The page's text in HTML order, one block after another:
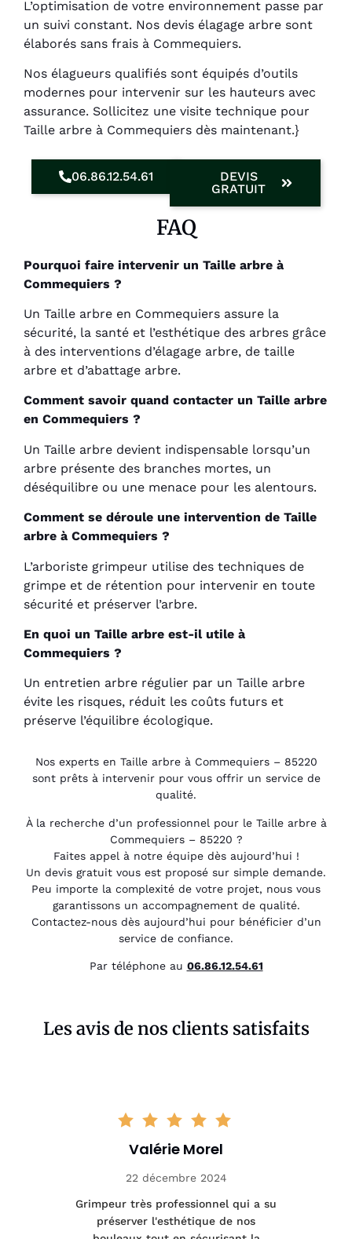
L’optimisation de votre environnement passe par
un suivi constant. Nos devis élagage arbre sont
élaborés sans frais à Commequiers.
Nos élagueurs qualifiés sont équipés d’outils
modernes pour intervenir sur les hauteurs avec
assurance. Sollicitez une visite technique pour
Taille arbre à Commequiers dès maintenant.}
06.86.12.54.61
DEVIS
GRATUIT
FAQ
Pourquoi faire intervenir un Taille arbre à
Commequiers ?
Un Taille arbre en Commequiers assure la
sécurité, la santé et l’esthétique des arbres grâce
à des interventions d’élagage arbre, de taille
arbre et d’abattage arbre.
Comment savoir quand contacter un Taille arbre
en Commequiers ?
Un Taille arbre devient indispensable lorsqu’un
arbre présente des branches mortes, un
déséquilibre ou une menace pour les alentours.
Comment se déroule une intervention de Taille
arbre à Commequiers ?
L’arboriste grimpeur utilise des techniques de
grimpe et de rétention pour intervenir en toute
sécurité et préserver l’arbre.
En quoi un Taille arbre est-il utile à
Commequiers ?
Un entretien arbre régulier par un Taille arbre
évite les risques, réduit les coûts futurs et
préserve l’équilibre écologique.
Nos experts en Taille arbre à Commequiers – 85220
sont prêts à intervenir pour vous offrir un service de
qualité.
À la recherche d’un professionnel pour le Taille arbre à
Commequiers – 85220 ?
Faites appel à notre équipe dès aujourd’hui !
Un devis gratuit vous est proposé sur simple demande.
Peu importe la complexité de votre projet, nous vous
garantissons un accompagnement de qualité.
Contactez-nous dès aujourd’hui pour bénéficier d’un
service de confiance.
Par téléphone au 06.86.12.54.61
Les avis de nos clients satisfaits
Valérie Morel
22 décembre 2024
Grimpeur très professionnel qui a su
préserver l'esthétique de nos